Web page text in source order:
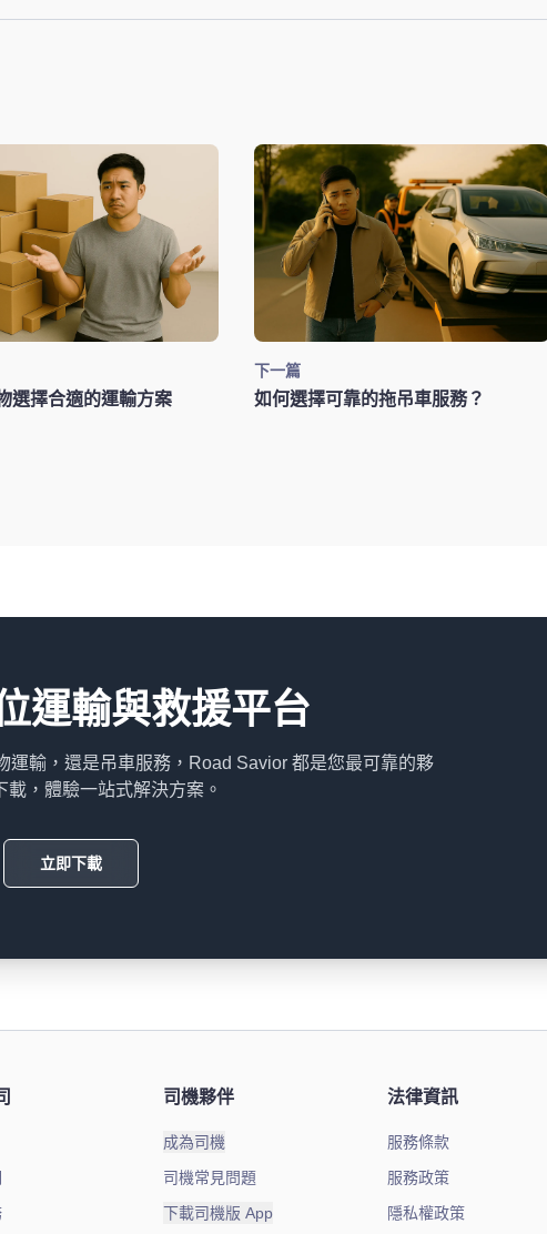
選擇合適的運輸方案
下一篇
如何選擇可靠的拖吊車服務？
運輸與救援平台
運輸，還是吊車服務，Road Savior 都是您最可靠的夥
載，體驗一站式解決方案。
立即下載
司機夥伴
成為司機
司機常見問題
下載司機版 App
法律資訊
服務條款
服務政策
隱私權政策